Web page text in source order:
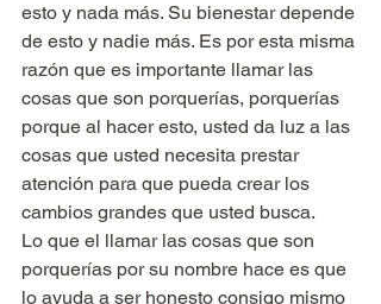
esto y nada más. Su bienestar depende
de esto y nadie más. Es por esta misma
razón que es importante llamar las
cosas que son porquerías, porquerías
porque al hacer esto, usted da luz a las
cosas que usted necesita prestar
atención para que pueda crear los
cambios grandes que usted busca.
Lo que el llamar las cosas que son
porquerías por su nombre hace es que
lo ayuda a ser honesto consigo mismo